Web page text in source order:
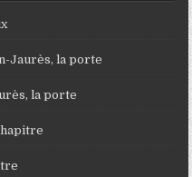
Jaurès, la porte
la porte